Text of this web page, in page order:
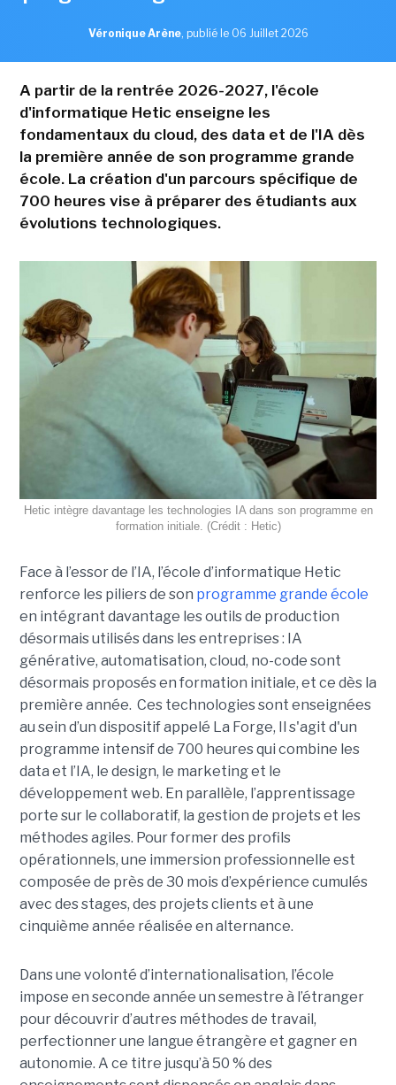
Véronique Arène, publié le 06 Juillet 2026
A partir de la rentrée 2026-2027, l'école
d'informatique Hetic enseigne les
fondamentaux du cloud, des data et de l'IA dès
la première année de son programme grande
école. La création d'un parcours spécifique de
700 heures vise à préparer des étudiants aux
évolutions technologiques.
Hetic intègre davantage les technologies IA dans son programme en
formation initiale. (Crédit : Hetic)
Face à l’essor de l’IA, l’école d’informatique Hetic
renforce les piliers de son programme grande école
en intégrant davantage les outils de production
désormais utilisés dans les entreprises : IA
générative, automatisation, cloud, no-code sont
désormais proposés en formation initiale, et ce dès la
première année. Ces technologies sont enseignées
au sein d’un dispositif appelé La Forge, Il s'agit d'un
programme intensif de 700 heures qui combine les
data et l’IA, le design, le marketing et le
développement web. En parallèle, l’apprentissage
porte sur le collaboratif, la gestion de projets et les
méthodes agiles. Pour former des profils
opérationnels, une immersion professionnelle est
composée de près de 30 mois d’expérience cumulés
avec des stages, des projets clients et à une
cinquième année réalisée en alternance.
Dans une volonté d’internationalisation, l’école
impose en seconde année un semestre à l’étranger
pour découvrir d’autres méthodes de travail,
perfectionner une langue étrangère et gagner en
autonomie. A ce titre jusqu’à 50 % des